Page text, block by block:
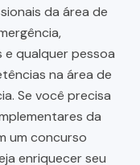
da área de
qualquer pessoa
na área de
Se você precisa
da
um concurso
enriquecer seu